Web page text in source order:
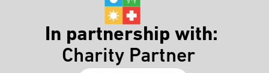
In partnership with:
Charity Partner